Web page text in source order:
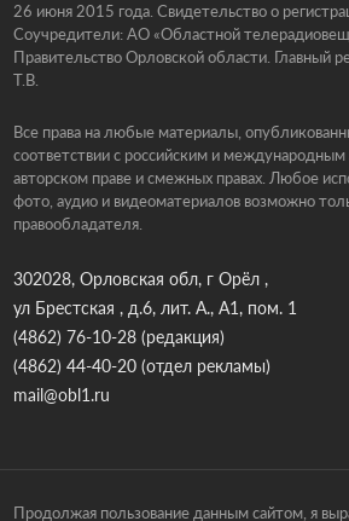
26 июня 2015 года. Свидетельство о
Соучредители: АО «Областной
Правительство Орловской области. Главный
Т.В.
Все права на любые материалы,
соответствии с российским и
авторском праве и смежных правах. Любое
фото, аудио и видеоматериалов возможно
правообладателя.
302028, Орловская обл, г Орёл ,
ул Брестская , д.6, лит. А., А1, пом. 1
(4862) 76-10-28(редакция)
(4862) 44-40-20(отдел рекламы)
mail@obl1.ru
Продолжая пользование данным сайтом, я